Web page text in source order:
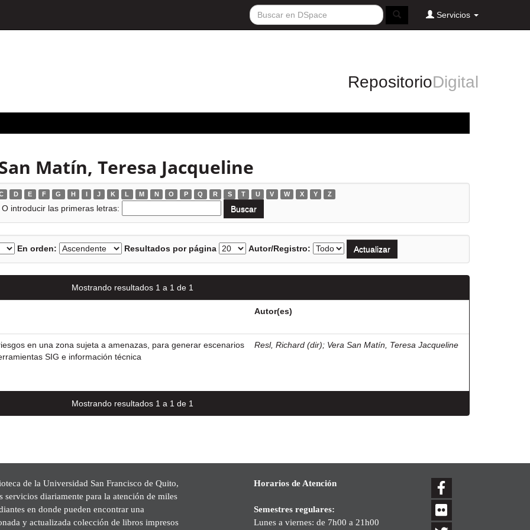
Servicios
RepositorioDigital
Matín, Teresa Jacqueline
D E F G H I J K L M N O P Q R S T U V W X Y Z
O introducir las primeras letras:
En orden: Resultados por página Autor/Registro:
Mostrando resultados 1 a 1 de 1
Autor(es)
en una zona sujeta a amenazas, para generar escenarios
SIG e información técnica
Resl, Richard (dir); Vera San Matín, Teresa Jacqueline
Mostrando resultados 1 a 1 de 1
de la Universidad San Francisco de Quito,
servicios diariamente para la atención de miles
en donde pueden encontrar una
y actualizada colección de libros impresos
Horarios de Atención
Semestres regulares:
Lunes a viernes: de 7h00 a 21h00